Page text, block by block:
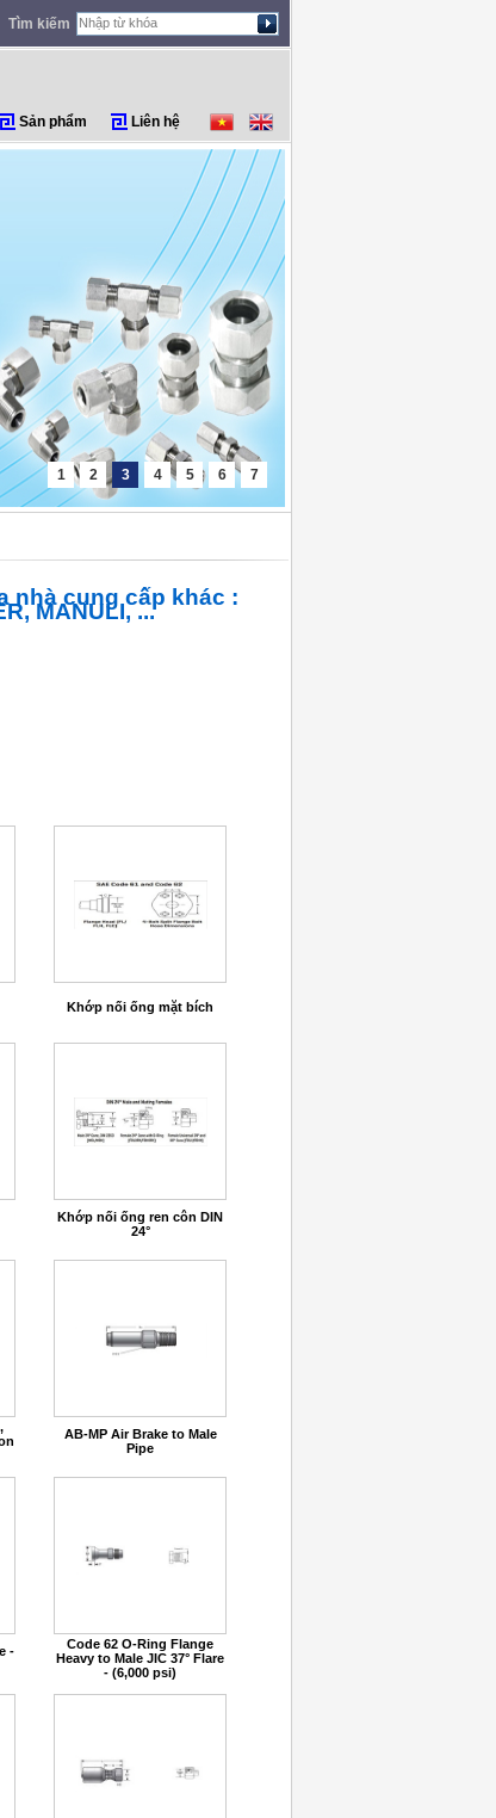
Tìm kiếm
Sản phẩm Liên hệ
1 2 3 4 5 6 7
nhà cung cấp khác :
MANULI, ...
Khớp nối ống mặt bích
Khớp nối ống ren côn DIN
24°
AB-MP Air Brake to Male
Pipe
-
Code 62 O-Ring Flange
Heavy to Male JIC 37° Flare
- (6,000 psi)